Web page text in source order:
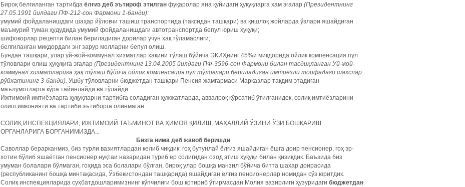
Бироқ белгиланган тартибда ёлғиз деб эътироф этилган фуқаролар яна қуйидаги ҳуқуқларга ҳам эгалар (Президентнинг
27.05.1991 йилдаги ПФ-212-сон Фармони 1-банди):
умумий фойдаланишдаги шаҳар йўловчи ташиш транспортида (таксидан ташқари) ва қишлоқ жойларда ўзлари яшайдиган
маъмурий туман ҳудудида умумий фойдаланишдаги автотранспортда бепул юриш ҳуқуқи;
шифокорлар рецепти билан бериладиган дорилар учун ҳақ тўламаслиги;
белгиланган миқдордаги энг зарур молларни бепул олиш.
Бундан ташқари, улар уй-жой-коммунал хизматлар ҳақини тўлаш бўйича ЭКИҲнинг 45%и миқдорида ойлик компенсация пул
тўловлари олиш ҳуқуқига эгалар (Президентнинг 13.04.2005 йилдаги ПФ-3596-сон Фармони билан тасдиқланган Уй-жой-
коммунал хизматларига ҳақ тўлаш бўйича ойлик компенсация пул тўловлари бериладиган имтиёзли тоифадаги шахслар
рўйхатининг 3-банди). Ушбу тўловларни бюджетдан ташқари Пенсия жамғармаси Марказлар тақдим этадиган
маълумотларга кўра тайинлайди ва тўлайди.
Ижтимоий имтиёзларга ҳуқуқларни тартибга соладиган ҳужжатларда, аввалроқ кўрсатиб ўтилганидек, солиқ имтиёзларини
олиш имконияти ва тартиби эътиборга олинмаган.
СОЛИҚ ИНСПЕКЦИЯЛАРИ, ИЖТИМОИЙ ТАЪМИНОТ ВА ҲИМОЯ ҚИЛИШ, МАҲАЛЛИЙ ЎЗИНИ ЎЗИ БОШҚАРИШ
ОРГАНЛАРИГА БОРГАНИМИЗДА...
Бизга нима деб жавоб беришди
Саволлар берарканмиз, биз турли вазиятлардан келиб чиқдик: гоҳ бутунлай ёлғиз яшайдиган ёшга доир пенсионер, гоҳ эр-
хотин бўлиб яшаётган пенсионер нуқтаи назаридан туриб ер солиғидан озод этиш ҳуқуқи билан қизиқдик. Баъзида биз
умуман болалари бўлмаган, гоҳида эса болалари бўлган, бироқ улар бошқа манзил бўйича битта шаҳар доирасида
(республиканинг бошқа минтақасида, Ўзбекистондан ташқарида) яшайдиган ёлғиз пенсионерлар номидан сўз юритдик.
Солиқ инспекцияларида суҳбатдошларимизнинг кўпчилиги бош қотириб ўтирмасдан Молия вазирлиги ҳузуридаги бюджетдан